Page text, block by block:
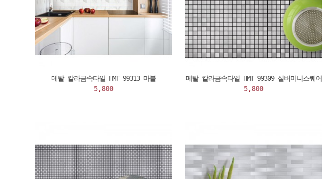
메탈 칼라금속타일 HMT-99313 마블
5,800
메탈 칼라금속타일 HMT-99309 실버미니스퀘어
5,800